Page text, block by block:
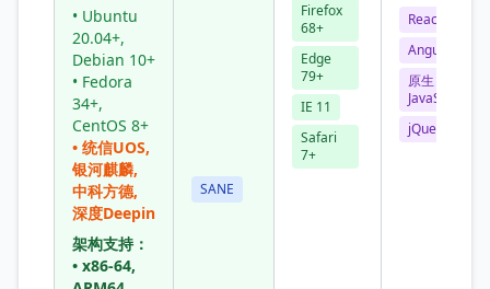
Firefox
68+
Edge
79+
IE 11
Safari
7+
React
Angular
原生
JavaScript
jQuery
• Ubuntu
20.04+,
Debian 10+
• Fedora
34+,
CentOS 8+
• 统信UOS,
银河麒麟,
中科方德,
深度Deepin
架构支持：
• x86-64,
SANE